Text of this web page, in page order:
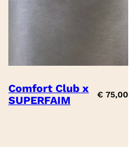
Comfort Club x
SUPERFAIM
€ 75,00